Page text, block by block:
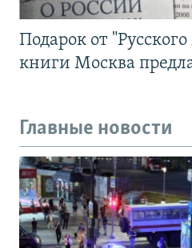
Подарок от
книги Москва
Главные новости